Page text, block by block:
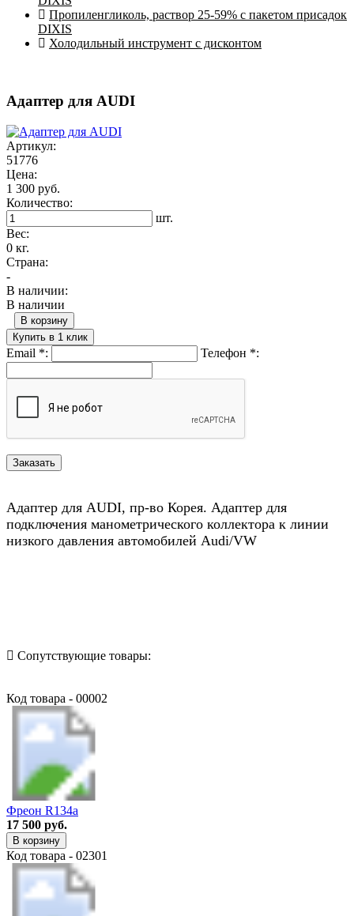
Пропиленгликоль, раствор 25-59% с пакетом присадок
DIXIS
Холодильный инструмент с дисконтом
Адаптер для AUDI
Артикул:
51776
Цена:
1 300 руб.
Количество:
шт.
Вес:
0 кг.
Страна:
-
В наличии:
В наличии
В корзину
Купить в 1 клик
Email *: Телефон *:
Адаптер для AUDI, пр-во Корея. Адаптер для
подключения манометрического коллектора к линии
низкого давления автомобилей Audi/VW
Сопутствующие товары:
Код товара - 00002
Фреон R134a
17 500 руб.
В корзину
Код товара - 02301